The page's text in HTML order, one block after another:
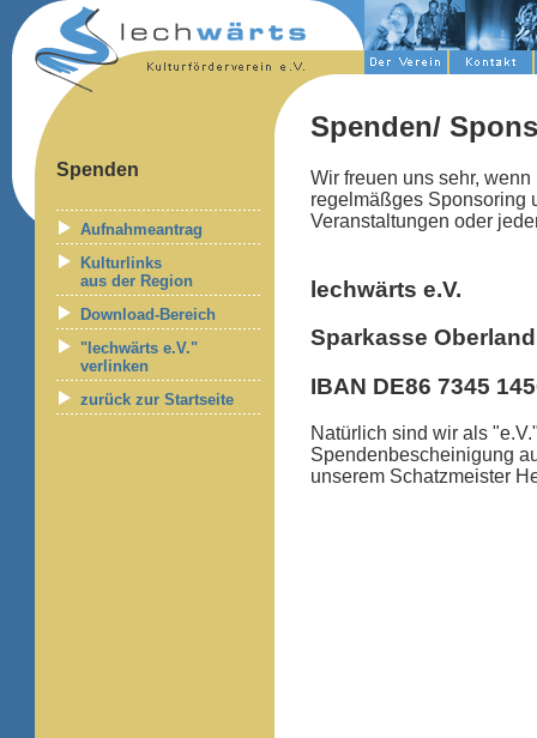
Spenden
Aufnahmeantrag
Kulturlinks
aus der Region
Download-Bereich
"lechwärts e.V."
verlinken
zurück zur Startseite
Spenden/
Wir freuen uns sehr,
regelmäßges Sponsoring
Veranstaltungen oder
lechwärts e.V.
Sparkasse Oberland
IBAN DE86 7345
Natürlich sind wir als
Spendenbescheinigung
unserem Schatzmeister